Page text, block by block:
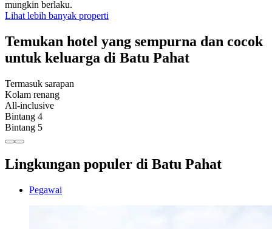
mungkin berlaku.
Lihat lebih banyak properti
Temukan hotel yang sempurna dan cocok
untuk keluarga di Batu Pahat
Termasuk sarapan
Kolam renang
All-inclusive
Bintang 4
Bintang 5
Lingkungan populer di Batu Pahat
Pegawai